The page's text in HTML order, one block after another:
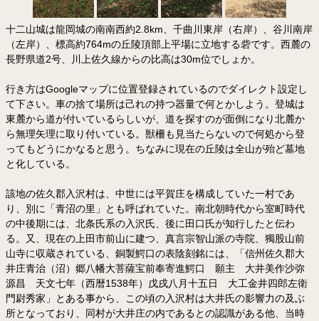
十二山城は龍岡城の南南西約2.8km、千曲川東岸（右岸）、谷川南岸
（左岸）、標高約764mの丘陵頂部上平場に立地する砦です。西麓の
長野県道2号、川上佐久線からの比高は30m位でしょか。
行き方はGoogleマップに位置登録されているのでダイレクト設定し
て下さい。車の捨て場所は己れの持つ器量で何とかしよう。登城は
東麓から道が付いているらしいが、道を探すのが面倒になり北麓か
ら無理矢理に取り付いている。獣柵も見当たらないので何処から登
ってもどうにかなると思う。ちなみに現在の丘陵は全山が殆ど墓地
と化している。
該地の佐久郡入沢村は、中世には平賀庄を構成していた一村であ
り、別に「青沼の里」とも呼ばれていた。南北朝時代から室町時代
の中後期には、北条氏系の入沢氏、後に田口氏が知行したと伝わ
る。又、現在の上田市前山に建つ、真言宗智山派の寺院、獨股山前
山寺に収蔵されている、銅製鰐口の表陰刻銘には、「信州佐久郡大
井庄青治（沼）郷八幡大菩薩宝前奉寄進鰐口 願主 大井美作沙弥
源昌 天文七年（西暦1538年）戊戌八月十五日 大工金井四郎左衛
門尉秀家」とある事から、この頃の入沢村は大井氏の影響力の及ぶ
所となっており、同村が大井庄の内であるとの認識がある他、当時